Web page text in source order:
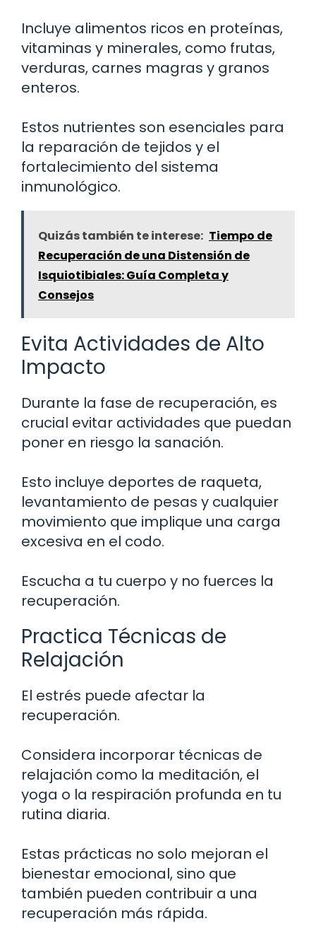
Incluye alimentos ricos en proteínas,
vitaminas y minerales, como frutas,
verduras, carnes magras y granos
enteros.
Estos nutrientes son esenciales para
la reparación de tejidos y el
fortalecimiento del sistema
inmunológico.
Quizás también te interese: Tiempo de
Recuperación de una Distensión de
Isquiotibiales: Guía Completa y
Consejos
Evita Actividades de Alto
Impacto
Durante la fase de recuperación, es
crucial evitar actividades que puedan
poner en riesgo la sanación.
Esto incluye deportes de raqueta,
levantamiento de pesas y cualquier
movimiento que implique una carga
excesiva en el codo.
Escucha a tu cuerpo y no fuerces la
recuperación.
Practica Técnicas de
Relajación
El estrés puede afectar la
recuperación.
Considera incorporar técnicas de
relajación como la meditación, el
yoga o la respiración profunda en tu
rutina diaria.
Estas prácticas no solo mejoran el
bienestar emocional, sino que
también pueden contribuir a una
recuperación más rápida.